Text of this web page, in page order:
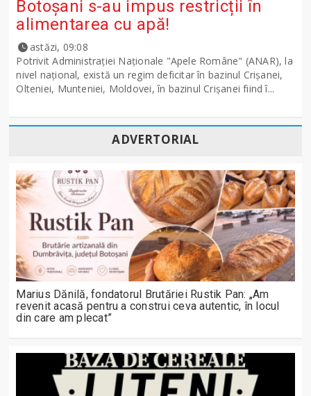
Botoșani s-au impus restricții în
alimentarea cu apă!
astăzi, 09:08
Potrivit Administraţiei Naţionale "Apele Române" (ANAR), la
nivel naţional, există un regim deficitar în bazinul Crişanei,
Olteniei, Munteniei, Moldovei, în bazinul Crişanei fiind î...
ADVERTORIAL
Marius Dănilă, fondatorul Brutăriei Rustik Pan: „Am
revenit acasă pentru a construi ceva autentic, în locul
din care am plecat”